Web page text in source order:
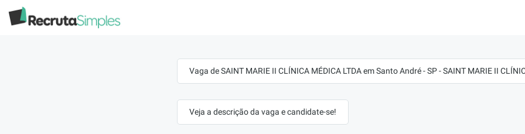
Vaga de SAINT MARIE II CLÍNICA MÉDICA LTDA em Santo André - SP - SAINT MARIE II
Veja a descrição da vaga e candidate-se!